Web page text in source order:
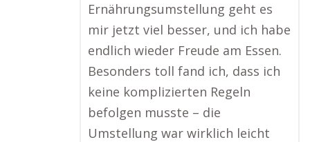
Ernährungsumstellung geht es
mir jetzt viel besser, und ich habe
endlich wieder Freude am Essen.
Besonders toll fand ich, dass ich
keine komplizierten Regeln
befolgen musste – die
Umstellung war wirklich leicht